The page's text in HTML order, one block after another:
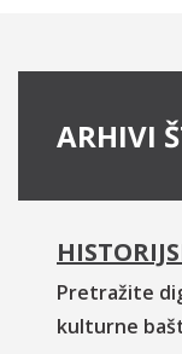
ARHIVI
Pretražite
kulturne